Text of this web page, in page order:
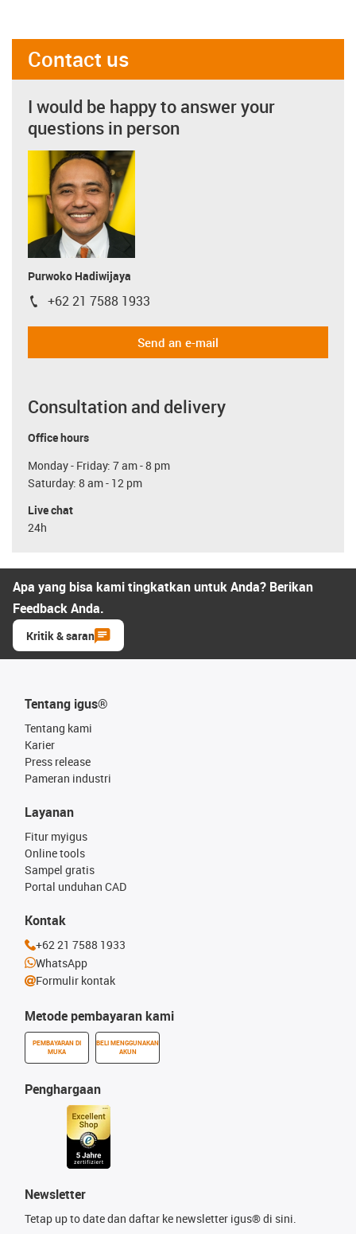
Contact us
I would be happy to answer your
questions in person
Purwoko Hadiwijaya
igus-icon-phone
+62 21 7588 1933
Send an e-mail
Consultation and delivery
Office hours
Monday - Friday: 7 am - 8 pm
Saturday: 8 am - 12 pm
Live chat
24h
Apa yang bisa kami tingkatkan untuk Anda? Berikan
Feedback Anda.
Kritik & saran
Tentang igus®
Tentang kami
Karier
Press release
Pameran industri
Metode pembayaran kami
PEMBAYARAN DI
MUKA
BELI MENGGUNAKAN
AKUN
Layanan
Fitur myigus
Online tools
Sampel gratis
Portal unduhan CAD
Penghargaan
Newsletter
Tetap up to date dan daftar ke newsletter igus® di sini.
Kontak
+62 21 7588 1933
WhatsApp
Formulir kontak